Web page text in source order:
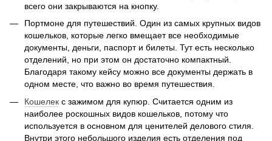
всего они закрываются на кнопку.
Портмоне для путешествий. Один из самых крупных видов
кошельков, которые легко вмещает все необходимые
документы, деньги, паспорт и билеты. Тут есть несколько
отделений, но при этом он достаточно компактный.
Благодаря такому кейсу можно все документы держать в
одном месте, что важно во время путешествия.
Кошелек с зажимом для купюр. Считается одним из
наиболее роскошных видов кошельков, потому что
используется в основном для ценителей делового стиля.
Внутри этого небольшого изделия есть отделения под